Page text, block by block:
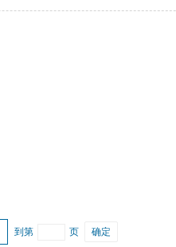
到第 页 确定